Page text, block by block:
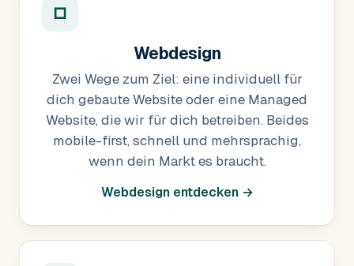
□
Webdesign
Zwei Wege zum Ziel: eine individuell für
dich gebaute Website oder eine Managed
Website, die wir für dich betreiben. Beides
mobile-first, schnell und mehrsprachig,
wenn dein Markt es braucht.
Webdesign entdecken →